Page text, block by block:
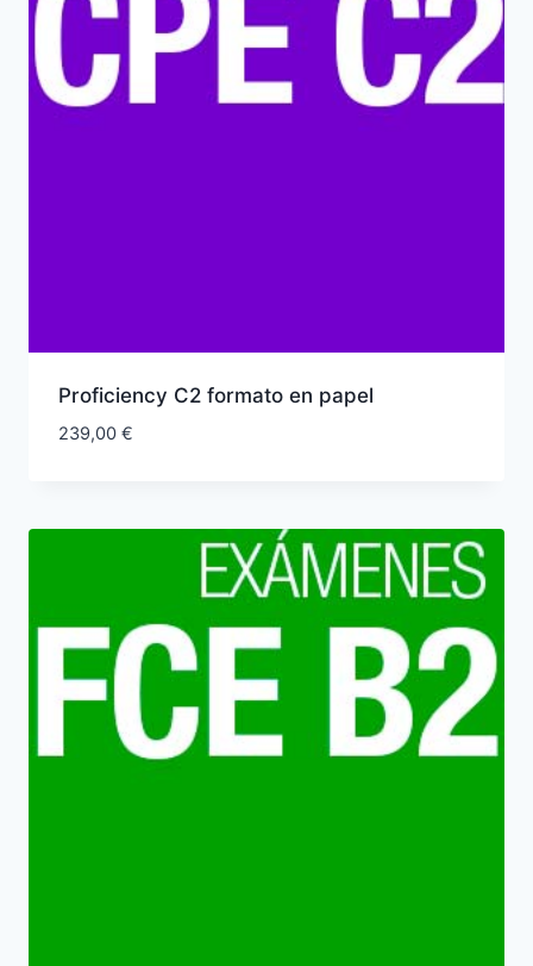
Proficiency C2 formato en papel
239,00 €